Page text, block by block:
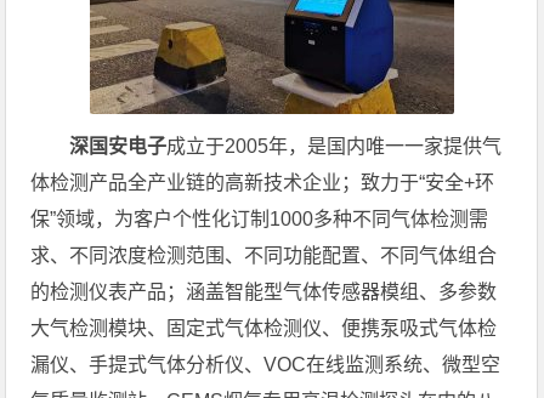
深国安电子成立于2005年，是国内唯一一家提供气
体检测产品全产业链的高新技术企业；致力于“安全+环
保”领域，为客户个性化订制1000多种不同气体检测需
求、不同浓度检测范围、不同功能配置、不同气体组合
的检测仪表产品；涵盖智能型气体传感器模组、多参数
大气检测模块、固定式气体检测仪、便携泵吸式气体检
漏仪、手提式气体分析仪、VOC在线监测系统、微型空